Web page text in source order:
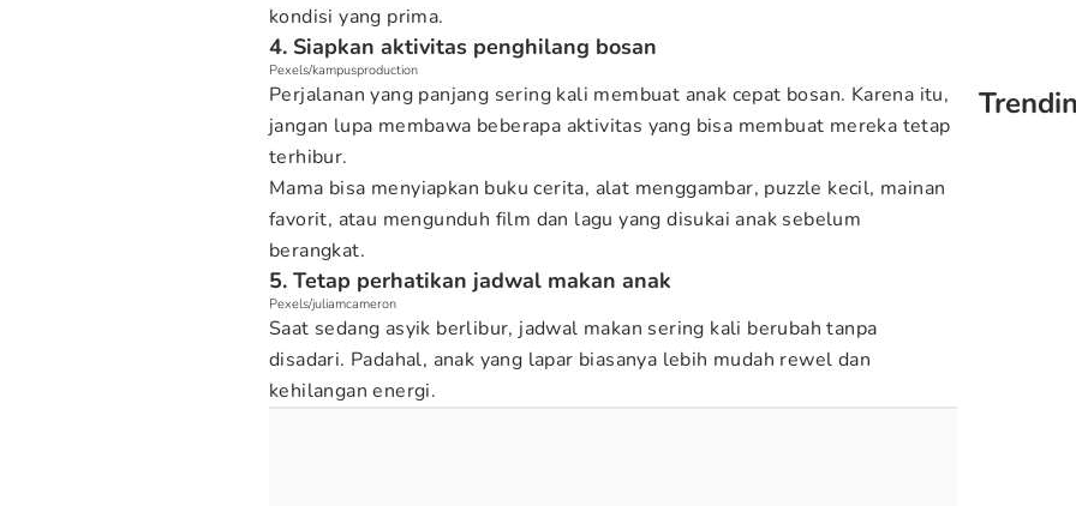
kondisi yang prima.
4. Siapkan aktivitas penghilang bosan
Pexels/kampusproduction
Perjalanan yang panjang sering kali membuat anak cepat bosan. Karena itu,
jangan lupa membawa beberapa aktivitas yang bisa membuat mereka tetap
terhibur.
Mama bisa menyiapkan buku cerita, alat menggambar, puzzle kecil, mainan
favorit, atau mengunduh film dan lagu yang disukai anak sebelum
berangkat.
5. Tetap perhatikan jadwal makan anak
Pexels/juliamcameron
Saat sedang asyik berlibur, jadwal makan sering kali berubah tanpa
disadari. Padahal, anak yang lapar biasanya lebih mudah rewel dan
kehilangan energi.